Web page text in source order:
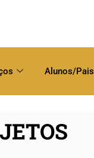
Alunos/Pais